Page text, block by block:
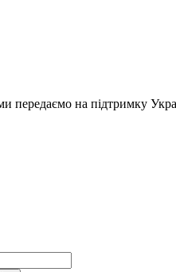
передаємо на підтримку